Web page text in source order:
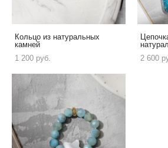
Кольцо из натуральных
камней
1 200 pуб.
2 600